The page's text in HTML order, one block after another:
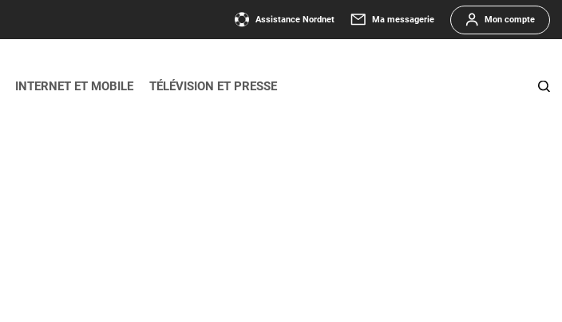
Assistance Nordnet Ma messagerie Mon compte
INTERNET ET MOBILE TÉLÉVISION ET PRESSE